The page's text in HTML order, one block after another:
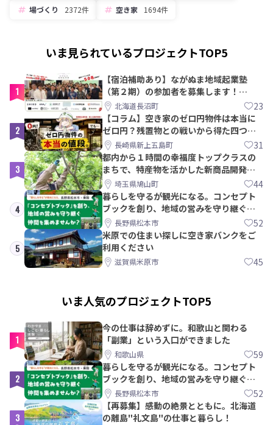
場づくり
2372件 空き家 1694件
いま見られているプロジェクトTOP5
1
【宿泊補助あり】ながぬま地域起業塾
（第２期）の参加者を募集します！
【8/21〆】
北海道長沼町 23
2
【コラム】空き家のゼロ円物件は本当に
ゼロ円？残置物との戦いから得た四つの
教訓｜新上五島町
長崎県新上五島町 31
3
都内から１時間の幸福度トップクラスの
まちで、特産物を活かした新商品開発＆
PRメンバー募集！
埼玉県鳩山町 44
4
暮らしを守るが観光になる。コンセプト
ブックを創り、地域の営みを守り継ぐ仲
間を集めませんか？
長野県松本市 52
5
米原での住まい探しに空き家バンクをご
利用ください
滋賀県米原市 45
いま人気のプロジェクトTOP5
1
今の仕事は辞めずに。和歌山と関わる
「副業」という入口ができました
和歌山県 59
2
暮らしを守るが観光になる。コンセプト
ブックを創り、地域の営みを守り継ぐ仲
間を集めませんか？
長野県松本市 52
3
【再募集】感動の絶景とともに。北海道
の離島"礼文島"の仕事と暮らし！